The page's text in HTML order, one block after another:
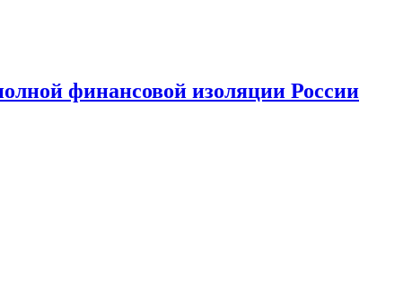
финансовой изоляции России